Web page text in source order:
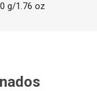
g/1.76 oz